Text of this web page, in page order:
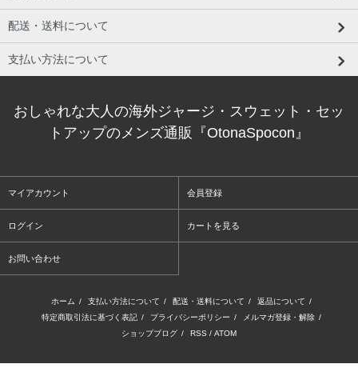
配送・送料について
支払い方法について
おしゃれな大人の海外ジャージ・スウェット・セッ
トアップのメンズ通販『OtonaSpocon』
マイアカウント 会員登録
ログイン カートを見る
お問い合わせ
ホーム / 支払い方法について / 配送・送料について / 返品について /
特定商取引法に基づく表記 / プライバシーポリシー / メルマガ登録・解除 /
ショップブログ / RSS / ATOM